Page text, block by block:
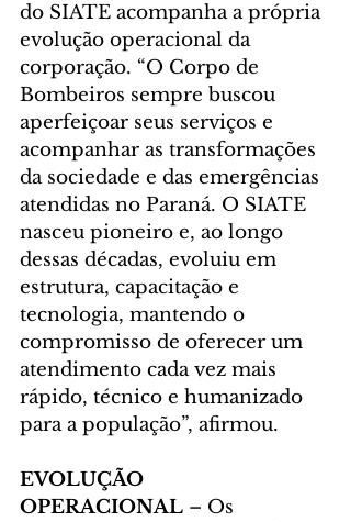
do SIATE acompanha a própria
evolução operacional da
corporação. “O Corpo de
Bombeiros sempre buscou
aperfeiçoar seus serviços e
acompanhar as transformações
da sociedade e das emergências
atendidas no Paraná. O SIATE
nasceu pioneiro e, ao longo
dessas décadas, evoluiu em
estrutura, capacitação e
tecnologia, mantendo o
compromisso de oferecer um
atendimento cada vez mais
rápido, técnico e humanizado
para a população”, afirmou.
EVOLUÇÃO
OPERACIONAL – Os